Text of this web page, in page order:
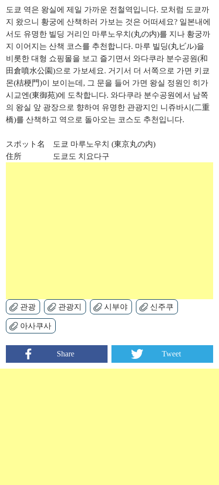
도쿄 역은 왕실에 제일 가까운 전철역입니다. 모처럼 도쿄까
지 왔으니 황궁에 산책하러 가보는 것은 어떠세요? 일본내에
서도 유명한 빌딩 거리인 마루노우치(丸の内)를 지나 황궁까
지 이어지는 산책 코스를 추천합니다. 마루 빌딩(丸ビル)을
비롯한 대형 쇼핑몰을 보고 즐기면서 와다쿠라 분수공원(和
田倉噴水公園)으로 가보세요. 거기서 더 서쪽으로 가면 키쿄
몬(桔梗門)이 보이는데, 그 문을 들어 가면 왕실 정원인 히가
시교엔(東御苑)에 도착합니다. 와다쿠라 분수공원에서 남쪽
의 왕실 앞 광장으로 향하여 유명한 관광지인 니쥬바시(二重
橋)를 산책하고 역으로 돌아오는 코스도 추천입니다.
スポット名 도쿄 마루노우치 (東京丸の内)
住所 도쿄도 치요다구
관광 관광지 시부야 신주쿠
아사쿠사
Share Tweet